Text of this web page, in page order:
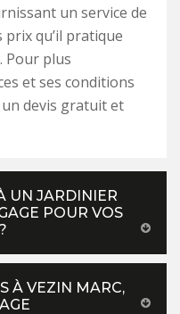
un service de
prix qu’il pratique
Pour plus
et ses conditions
devis gratuit et
UN JARDINIER
POUR VOS
À VEZIN MARC,